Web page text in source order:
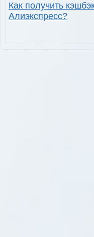
Как получить
Алиэкспресс?